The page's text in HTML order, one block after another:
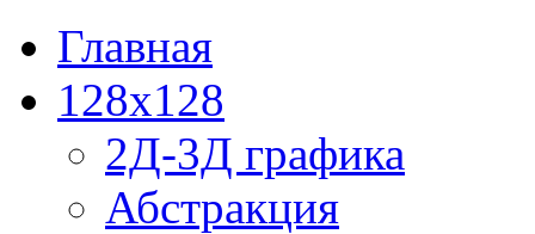
Главная
128x128
2Д-3Д графика
Абстракция